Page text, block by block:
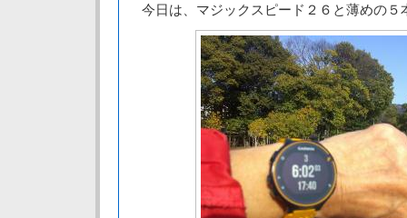
今日は、マジックスピード２６と薄めの５